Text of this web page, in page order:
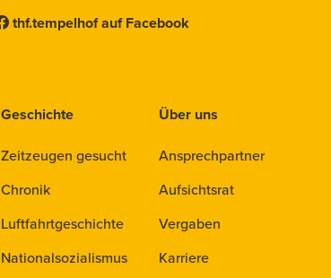
thf.tempelhof auf Facebook
Geschichte
Zeitzeugen gesucht
Chronik
Luftfahrtgeschichte
Nationalsozialismus
Über uns
Ansprechpartner
Aufsichtsrat
Vergaben
Karriere